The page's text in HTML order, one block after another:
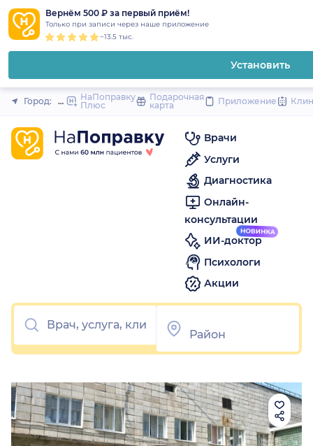
Вернём 500 ₽ за первый приём!
Только при записи через наше приложение
~13.5 тыс.
Установить
Закрыть
Город: ПермьНаПоправку
Плюс
Подарочная
карта
Приложение
Врачи
Услуги
Диагностика
Онлайн-
консультации
ИИ-доктор
Психологи
Акции